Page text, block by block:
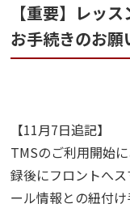
【重要】レッ
お手続きのお願
【11月7日追記】
TMSのご利用開始
録後にフロントへ
ール情報との紐付